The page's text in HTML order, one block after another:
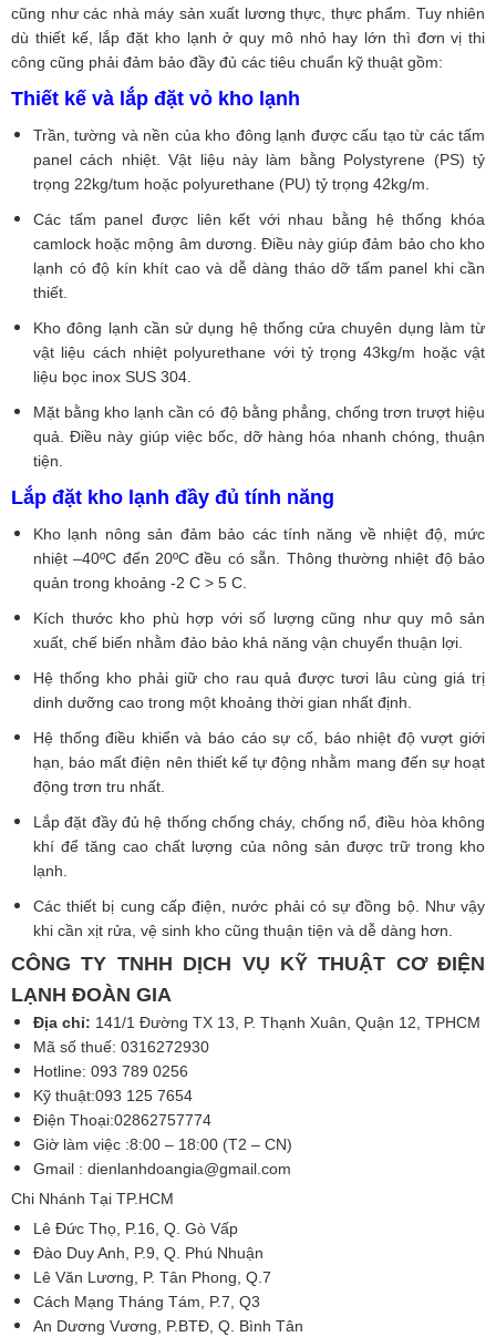
cũng như các nhà máy sản xuất lương thực, thực phẩm. Tuy nhiên
dù thiết kế, lắp đặt kho lạnh ở quy mô nhỏ hay lớn thì đơn vị thi
công cũng phải đảm bảo đầy đủ các tiêu chuẩn kỹ thuật gồm:
Thiết kế và lắp đặt vỏ kho lạnh
Trần, tường và nền của kho đông lạnh được cấu tạo từ các tấm
panel cách nhiệt. Vật liệu này làm bằng Polystyrene (PS) tỷ
trọng 22kg/tum hoặc polyurethane (PU) tỷ trọng 42kg/m.
Các tấm panel được liên kết với nhau bằng hệ thống khóa
camlock hoặc mộng âm dương. Điều này giúp đảm bảo cho kho
lạnh có độ kín khít cao và dễ dàng tháo dỡ tấm panel khi cần
thiết.
Kho đông lạnh cần sử dụng hệ thống cửa chuyên dụng làm từ
vật liệu cách nhiệt polyurethane với tỷ trọng 43kg/m hoặc vật
liệu bọc inox SUS 304.
Mặt bằng kho lạnh cần có độ bằng phẳng, chống trơn trượt hiệu
quả. Điều này giúp việc bốc, dỡ hàng hóa nhanh chóng, thuận
tiện.
Lắp đặt kho lạnh đầy đủ tính năng
Kho lạnh nông sản đảm bảo các tính năng về nhiệt độ, mức
nhiệt –40ºC đến 20ºC đều có sẵn. Thông thường nhiệt độ bảo
quản trong khoảng -2 C > 5 C.
Kích thước kho phù hợp với số lượng cũng như quy mô sản
xuất, chế biến nhằm đảo bảo khả năng vận chuyển thuận lợi.
Hệ thống kho phải giữ cho rau quả được tươi lâu cùng giá trị
dinh dưỡng cao trong một khoảng thời gian nhất định.
Hệ thống điều khiển và báo cáo sự cố, báo nhiệt độ vượt giới
hạn, báo mất điện nên thiết kế tự động nhằm mang đến sự hoạt
động trơn tru nhất.
Lắp đặt đầy đủ hệ thống chống cháy, chống nổ, điều hòa không
khí để tăng cao chất lượng của nông sản được trữ trong kho
lạnh.
Các thiết bị cung cấp điện, nước phải có sự đồng bộ. Như vậy
khi cần xịt rửa, vệ sinh kho cũng thuận tiện và dễ dàng hơn.
CÔNG TY TNHH DỊCH VỤ KỸ THUẬT CƠ ĐIỆN
LẠNH ĐOÀN GIA
Địa chỉ: 141/1 Đường TX 13, P. Thạnh Xuân, Quận 12, TPHCM
Mã số thuế: 0316272930
Hotline: 093 789 0256
Kỹ thuật:093 125 7654
Điện Thoại:02862757774
Giờ làm việc :8:00 – 18:00 (T2 – CN)
Gmail : dienlanhdoangia@gmail.com
Chi Nhánh Tại TP.HCM
Lê Đức Thọ, P.16, Q. Gò Vấp
Đào Duy Anh, P.9, Q. Phú Nhuận
Lê Văn Lương, P. Tân Phong, Q.7
Cách Mạng Tháng Tám, P.7, Q3
An Dương Vương, P.BTĐ, Q. Bình Tân